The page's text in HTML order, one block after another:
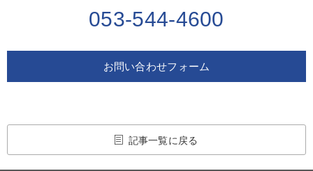
053-544-4600
お問い合わせフォーム
記事一覧に戻る